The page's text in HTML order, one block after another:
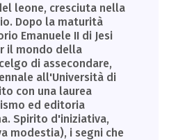
leone, cresciuta nella
Dopo la maturità
Emanuele II di Jesi
il mondo della
di assecondare,
all'Università di
con una laurea
ed editoria
Spirito d'iniziativa,
modestia), i segni che